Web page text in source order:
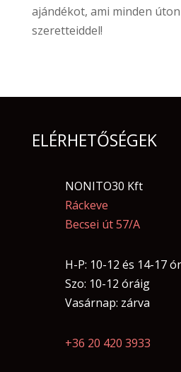
ajándékot, ami minden
szeretteiddel!
ELÉRHETŐSÉGEK
NONITO30 Kft
Ráckeve
Becsei út 57/A
H-P: 10-12 és 14-17
Szo: 10-12 óráig
Vasárnap: zárva
+36 20 420 3933